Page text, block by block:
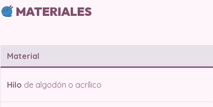
MATERIALES
Material
Hilo de algodón o acrílico